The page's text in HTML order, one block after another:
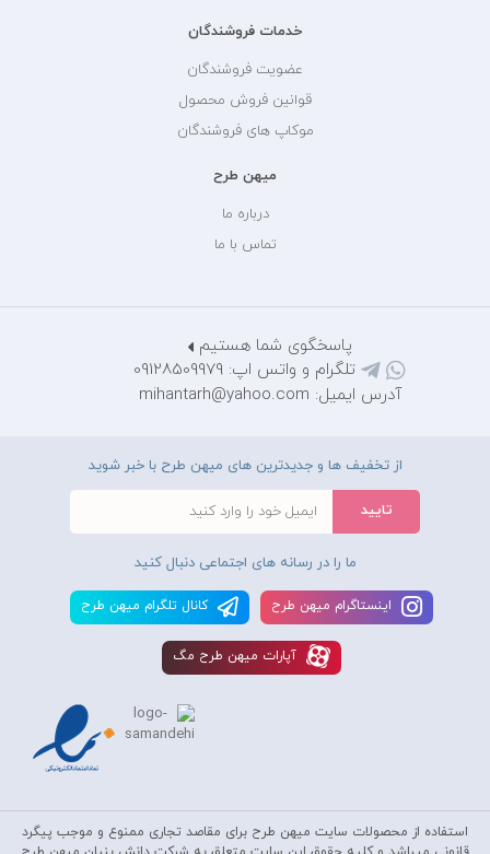
خدمات فروشندگان
عضویت فروشندگان
قوانین فروش محصول
موکاپ های فروشندگان
میهن طرح
درباره ما
تماس با ما
پاسخگوی شما هستیم
تلگرام و واتس اپ: 09128509979
آدرس ایمیل: mihantarh@yahoo.com
از تخفیف ها و جدیدترین های میهن طرح با خبر شوید
ما را در رسانه های اجتماعی دنبال کنید
اينستاگرام ميهن طرح کانال تلگرام ميهن طرح
آپارات ميهن طرح مگ
استفاده از محصولات سايت میهن طرح برای مقاصد تجاری ممنوع و موجب پیگرد